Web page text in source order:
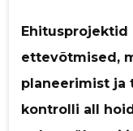
Ehitusprojektid
ettevõtmised,
planeerimist ja
kontrolli all